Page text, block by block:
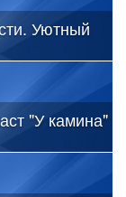
Уютный
"У камина"